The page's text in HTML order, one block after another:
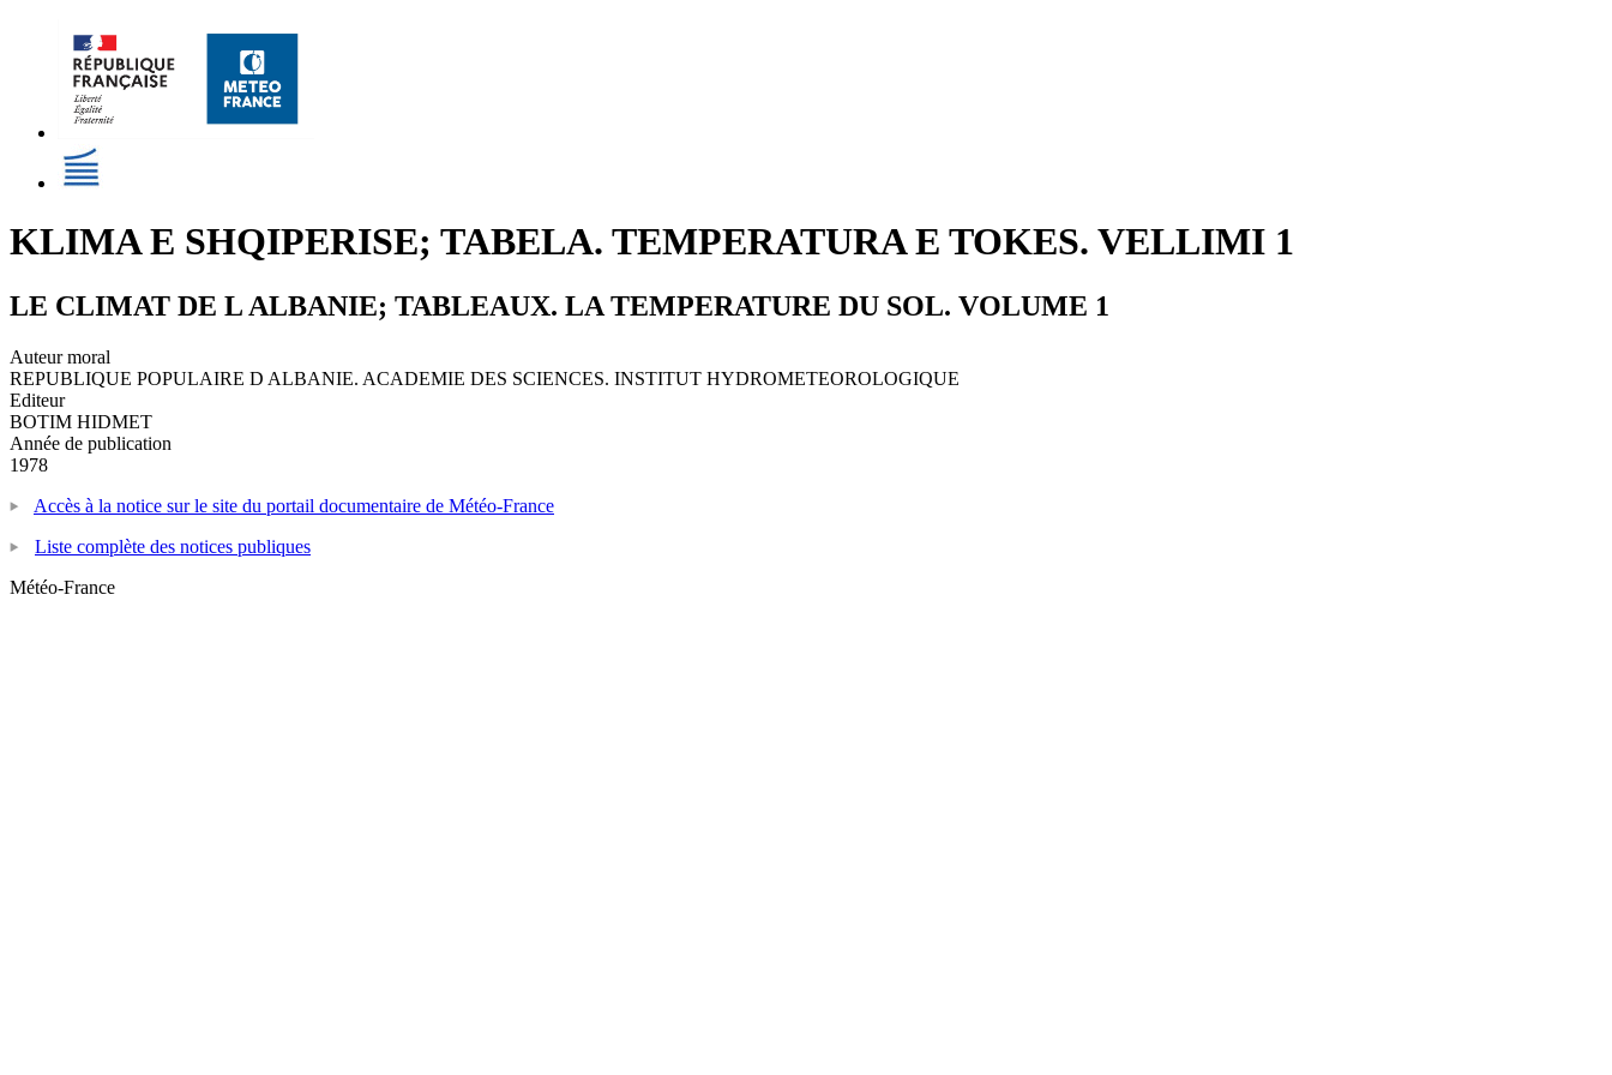
KLIMA E SHQIPERISE; TABELA. TEMPERATURA E TOKES. VELLIMI 1
LE CLIMAT DE L ALBANIE; TABLEAUX. LA TEMPERATURE DU SOL. VOLUME 1
Auteur moral
REPUBLIQUE POPULAIRE D ALBANIE. ACADEMIE DES SCIENCES. INSTITUT HYDROMETEOROLOGIQUE
Editeur
BOTIM HIDMET
Année de publication
1978
Accès à la notice sur le site du portail documentaire de Météo-France
Liste complète des notices publiques
Météo-France